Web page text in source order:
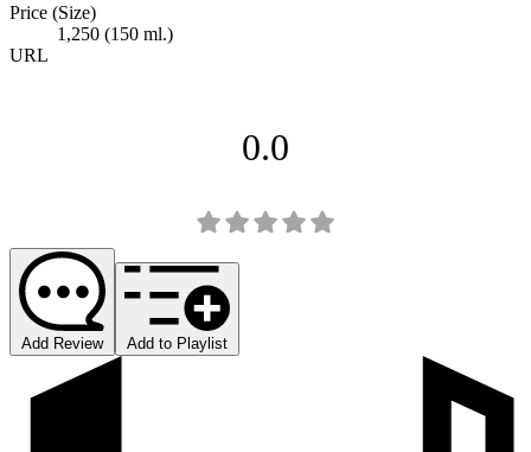
Price (Size)
1,250 (150 ml.)
URL
0.0
Add Review Add to Playlist